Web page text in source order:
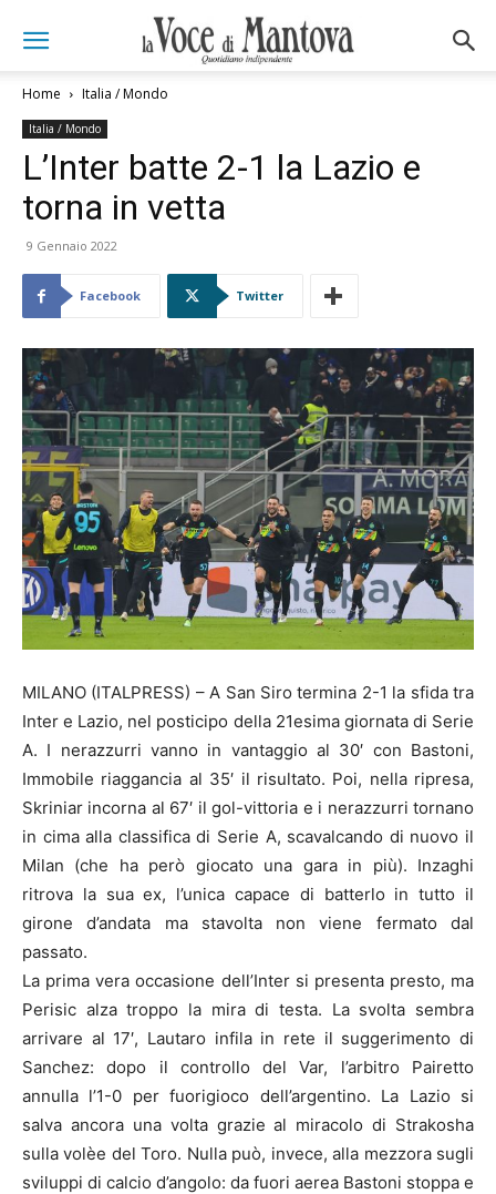
Home Italia / Mondo
Italia / Mondo
L’Inter batte 2-1 la Lazio e
torna in vetta
9 Gennaio 2022
Facebook Twitter
MILANO (ITALPRESS) – A San Siro termina 2-1 la sfida tra
Inter e Lazio, nel posticipo della 21esima giornata di Serie
A. I nerazzurri vanno in vantaggio al 30′ con Bastoni,
Immobile riaggancia al 35′ il risultato. Poi, nella ripresa,
Skriniar incorna al 67′ il gol-vittoria e i nerazzurri tornano
in cima alla classifica di Serie A, scavalcando di nuovo il
Milan (che ha però giocato una gara in più). Inzaghi
ritrova la sua ex, l’unica capace di batterlo in tutto il
girone d’andata ma stavolta non viene fermato dal
passato.
La prima vera occasione dell’Inter si presenta presto, ma
Perisic alza troppo la mira di testa. La svolta sembra
arrivare al 17′, Lautaro infila in rete il suggerimento di
Sanchez: dopo il controllo del Var, l’arbitro Pairetto
annulla l’1-0 per fuorigioco dell’argentino. La Lazio si
salva ancora una volta grazie al miracolo di Strakosha
sulla volèe del Toro. Nulla può, invece, alla mezzora sugli
sviluppi di calcio d’angolo: da fuori aerea Bastoni stoppa e